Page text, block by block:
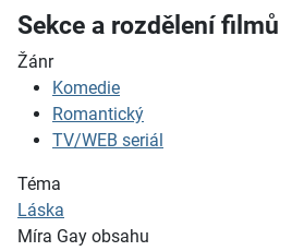
Sekce a rozdělení filmů
Žánr
Komedie
Romantický
TV/WEB seriál
Téma
Láska
Míra Gay obsahu